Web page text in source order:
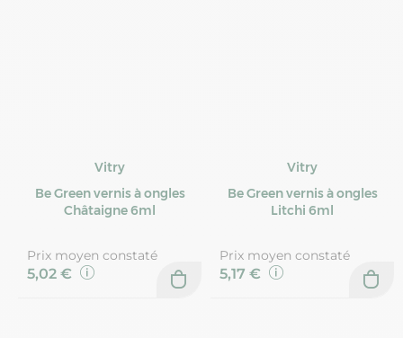
Vitry
Be Green vernis à ongles
Châtaigne 6ml
Prix moyen constaté
5,02 €
Vitry
Be Green vernis à ongles
Litchi 6ml
Prix moyen constaté
5,17 €